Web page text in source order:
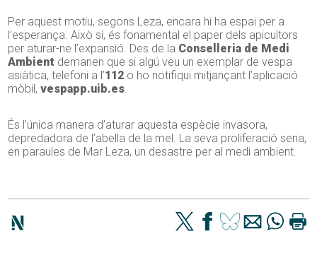
Per aquest motiu, segons Leza, encara hi ha espai per a
l’esperança. Això sí, és fonamental el paper dels apicultors
per aturar-ne l’expansió. Des de la Conselleria de Medi
Ambient demanen que si algú veu un exemplar de vespa
asiàtica, telefoni a l’112 o ho notifiqui mitjançant l’aplicació
mòbil,vespapp.uib.es.
És l’única manera d’aturar aquesta espècie invasora,
depredadora de l’abella de la mel. La seva proliferació seria,
en paraules de Mar Leza, un desastre per al medi ambient.